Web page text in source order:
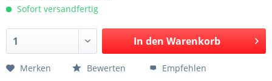
Sofort versandfertig
In den Warenkorb
Merken Bewerten Empfehlen